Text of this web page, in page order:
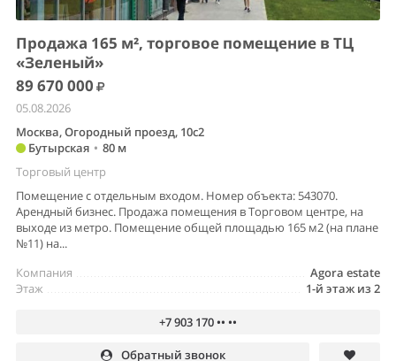
Продажа 165 м², торговое помещение в ТЦ
«Зеленый»
89 670 000
05.08.2026
Москва, Огородный проезд, 10с2
Бутырская • 80 м
Торговый центр
Помещение с отдельным входом. Номер объекта: 543070.
Арендный бизнес. Продажа помещения в Торговом центре, на
выходе из метро. Помещение общей площадью 165 м2 (на плане
№11) на...
Agora estate
Компания
1-й этаж из 2
Этаж
+7 903 170 •• ••
Обратный звонок